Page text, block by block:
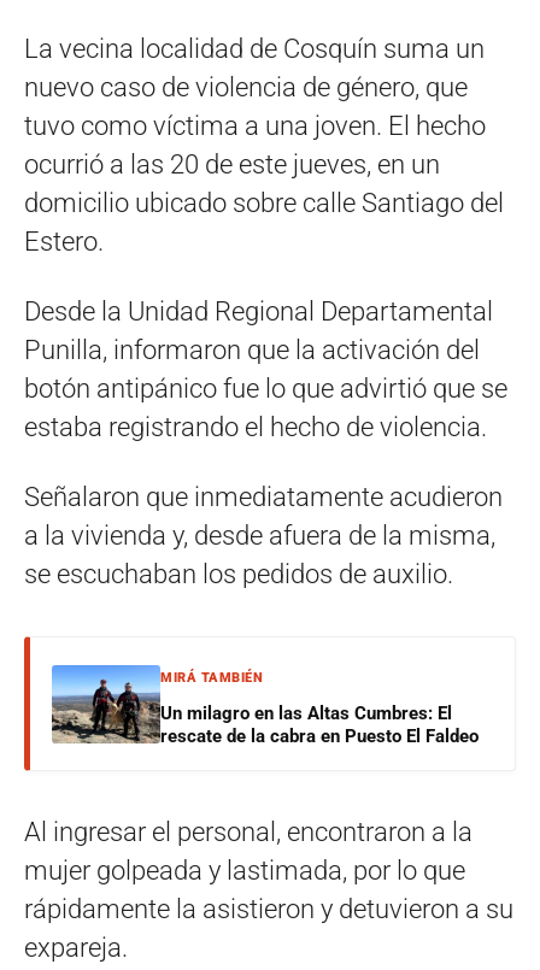
La vecina localidad de Cosquín suma un
nuevo caso de violencia de género, que
tuvo como víctima a una joven. El hecho
ocurrió a las 20 de este jueves, en un
domicilio ubicado sobre calle Santiago del
Estero.
Desde la Unidad Regional Departamental
Punilla, informaron que la activación del
botón antipánico fue lo que advirtió que se
estaba registrando el hecho de violencia.
Señalaron que inmediatamente acudieron
a la vivienda y, desde afuera de la misma,
se escuchaban los pedidos de auxilio.
MIRÁ TAMBIÉN
Un milagro en las Altas Cumbres: El
rescate de la cabra en Puesto El Faldeo
Al ingresar el personal, encontraron a la
mujer golpeada y lastimada, por lo que
rápidamente la asistieron y detuvieron a su
expareja.